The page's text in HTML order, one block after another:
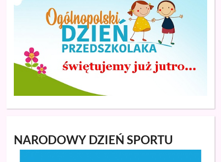
NARODOWY DZIEŃ SPORTU